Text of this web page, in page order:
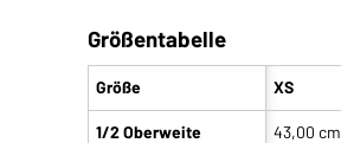
Größentabelle
Größe
1/2 Oberweite
XS
43,00 cm